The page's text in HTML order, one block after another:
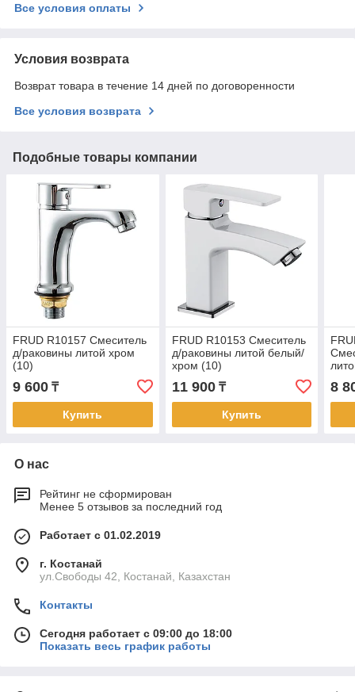
Все условия оплаты
Условия возврата
Возврат товара в течение 14 дней по договоренности
Все условия возврата
Подобные товары компании
FRUD R10157 Смеситель
д/раковины литой хром
(10)
9 600 ₸
Купить
FRUD R10153 Смеситель
д/раковины литой белый/
хром (10)
11 900₸
Купить
8
О нас
Рейтинг не сформирован
Менее 5 отзывов за последний год
Работает с 01.02.2019
г. Костанай
ул.Свободы 42, Костанай, Казахстан
Контакты
Сегодня работает с 09:00 до 18:00
Показать весь график работы